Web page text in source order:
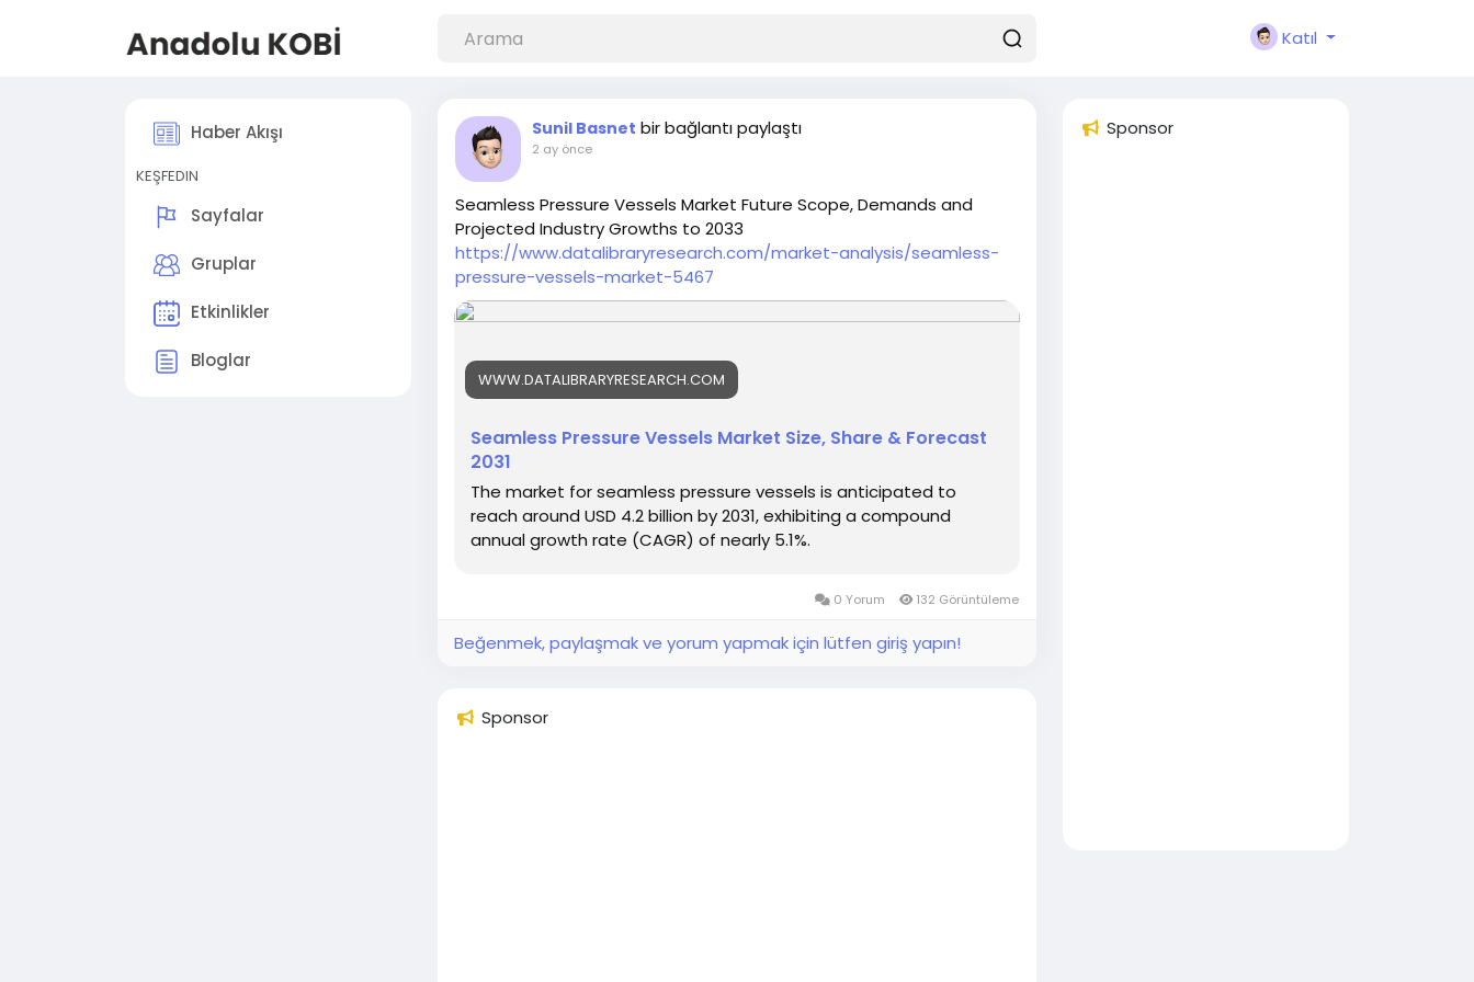
Katıl
Haber Akışı
KEŞFEDIN
Sayfalar
Gruplar
Etkinlikler
Bloglar
Sunil Basnet bir bağlantı paylaştı
2 ay önce
Seamless Pressure Vessels Market Future Scope, Demands and
Projected Industry Growths to 2033
https://www.datalibraryresearch.com/market-analysis/seamless-
pressure-vessels-market-5467
WWW.DATALIBRARYRESEARCH.COM
Seamless Pressure Vessels Market Size, Share & Forecast
2031
The market for seamless pressure vessels is anticipated to
reach around USD 4.2 billion by 2031, exhibiting a compound
annual growth rate (CAGR) of nearly 5.1%.
0 Yorum 132 Görüntüleme
Beğenmek, paylaşmak ve yorum yapmak için lütfen giriş yapın!
Sponsor
Sponsor